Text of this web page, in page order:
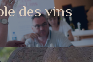
des vins